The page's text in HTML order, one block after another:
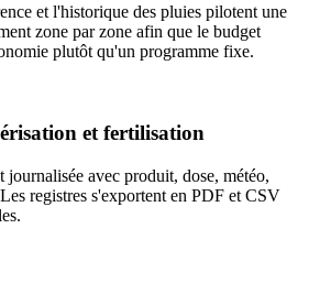
et l'historique des pluies pilotent une
zone par zone afin que le budget
plutôt qu'un programme fixe.
et fertilisation
journalisée avec produit, dose, météo,
registres s'exportent en PDF et CSV